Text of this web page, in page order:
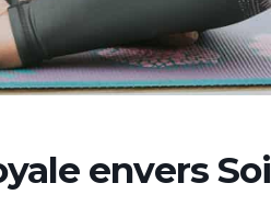
envers Soi